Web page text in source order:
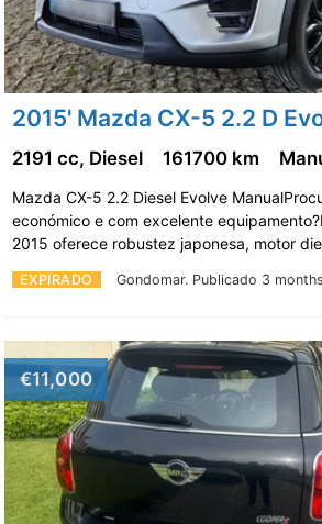
2015' Mazda CX-5 2.2 D
EXPIRADO Gondomar. Publicado 3
2191 cc, Diesel 161700 km
Mazda CX-5 2.2 Diesel Evolve
económico e com excelente
2015 oferece robustez japonesa, motor
€11,000